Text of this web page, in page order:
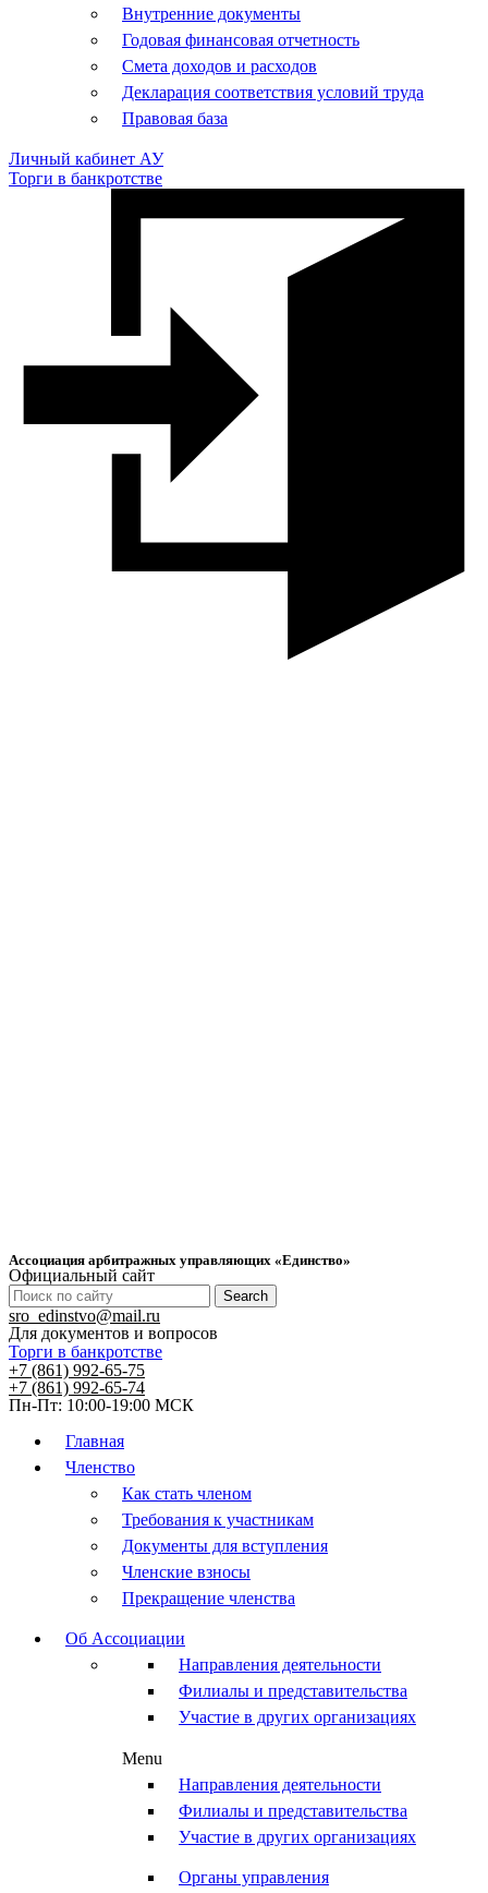
Внутренние документы
Годовая финансовая отчетность
Смета доходов и расходов
Декларация соответствия условий труда
Правовая база
Личный кабинет АУ
Торги в банкротстве
Ассоциация арбитражных управляющих «Единство»
Официальный сайт
Search
sro_edinstvo@mail.ru
Для документов и вопросов
Торги в банкротстве
+7 (861) 992-65-75
+7 (861) 992-65-74
Пн-Пт: 10:00-19:00 МСК
Главная
Членство
Как стать членом
Требования к участникам
Документы для вступления
Членские взносы
Прекращение членства
Об Ассоциации
Направления деятельности
Филиалы и представительства
Участие в других организациях
Menu
Направления деятельности
Филиалы и представительства
Участие в других организациях
Органы управления